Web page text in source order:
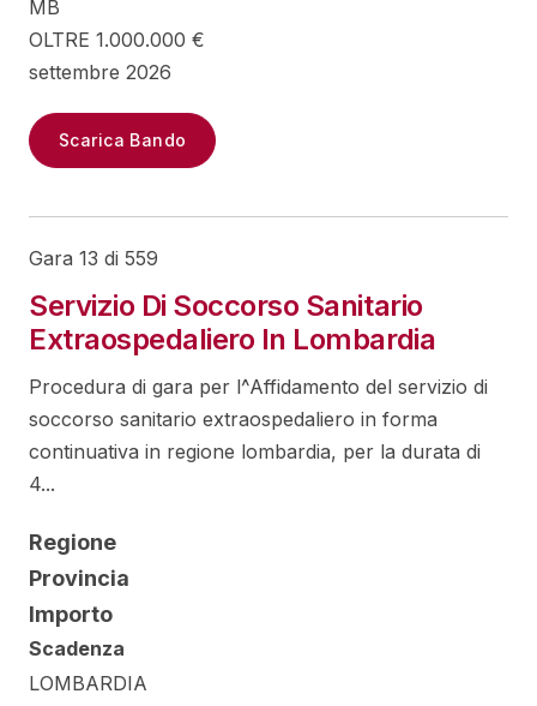
MB
OLTRE 1.000.000 €
settembre 2026
Scarica Bando
Gara 13 di 559
Servizio Di Soccorso Sanitario
Extraospedaliero In Lombardia
Procedura di gara per l^Affidamento del servizio di
soccorso sanitario extraospedaliero in forma
continuativa in regione lombardia, per la durata di
4...
Regione
Provincia
Importo
Scadenza
LOMBARDIA